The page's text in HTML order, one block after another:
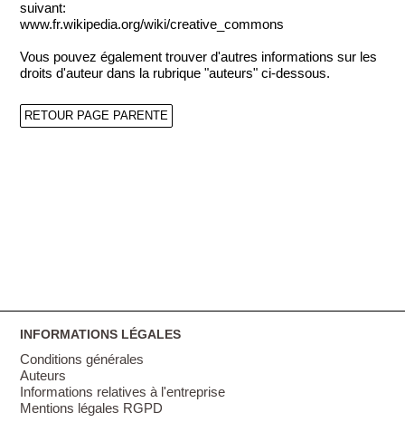
suivant:
www.fr.wikipedia.org/wiki/creative_commons
Vous pouvez également trouver d'autres informations sur les
droits d'auteur dans la rubrique "auteurs" ci-dessous.
RETOUR PAGE PARENTE
INFORMATIONS LÉGALES
Conditions générales
Auteurs
Informations relatives à l'entreprise
Mentions légales RGPD